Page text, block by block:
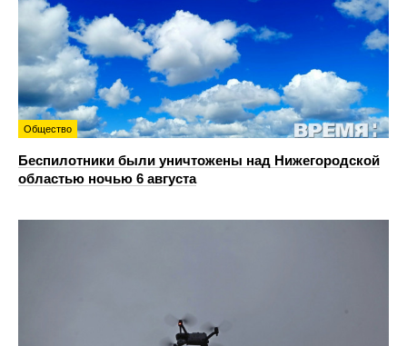
Общество
Беспилотники были уничтожены над Нижегородской
областью ночью 6 августа